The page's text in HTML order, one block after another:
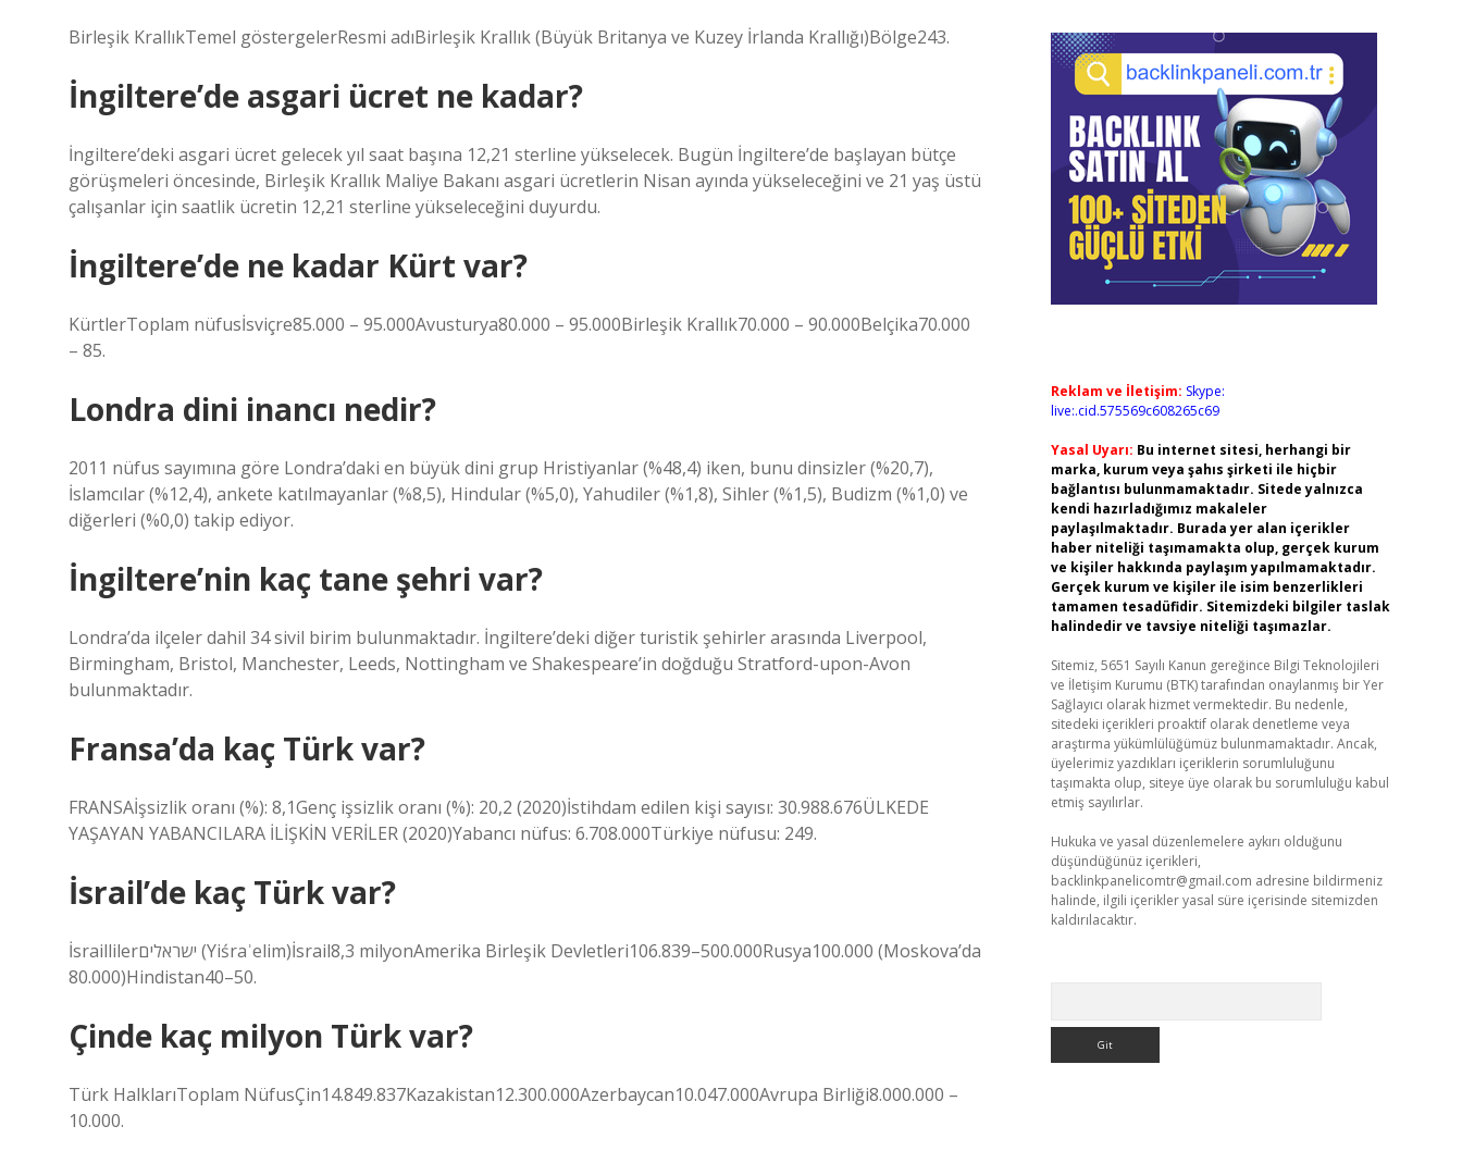
Birleşik KrallıkTemel göstergelerResmi adıBirleşik Krallık (Büyük Britanya ve Kuzey İrlanda Krallığı)Bölge243.
İngiltere’de asgari ücret ne kadar?
İngiltere’deki asgari ücret gelecek yıl saat başına 12,21 sterline yükselecek. Bugün İngiltere’de başlayan bütçe
görüşmeleri öncesinde, Birleşik Krallık Maliye Bakanı asgari ücretlerin Nisan ayında yükseleceğini ve 21 yaş üstü
çalışanlar için saatlik ücretin 12,21 sterline yükseleceğini duyurdu.
İngiltere’de ne kadar Kürt var?
KürtlerToplam nüfusİsviçre85.000 – 95.000Avusturya80.000 – 95.000Birleşik Krallık70.000 – 90.000Belçika70.000
– 85.
Londra dini inancı nedir?
2011 nüfus sayımına göre Londra’daki en büyük dini grup Hristiyanlar (%48,4) iken, bunu dinsizler (%20,7),
İslamcılar (%12,4), ankete katılmayanlar (%8,5), Hindular (%5,0), Yahudiler (%1,8), Sihler (%1,5), Budizm (%1,0) ve
diğerleri (%0,0) takip ediyor.
İngiltere’nin kaç tane şehri var?
Londra’da ilçeler dahil 34 sivil birim bulunmaktadır. İngiltere’deki diğer turistik şehirler arasında Liverpool,
Birmingham, Bristol, Manchester, Leeds, Nottingham ve Shakespeare’in doğduğu Stratford-upon-Avon
bulunmaktadır.
Fransa’da kaç Türk var?
FRANSAİşsizlik oranı (%): 8,1Genç işsizlik oranı (%): 20,2 (2020)İstihdam edilen kişi sayısı: 30.988.676ÜLKEDE
YAŞAYAN YABANCILARA İLİŞKİN VERİLER (2020)Yabancı nüfus: 6.708.000Türkiye nüfusu: 249.
İsrail’de kaç Türk var?
İsraillilerישראלים (Yiśraʾelim)İsrail8,3 milyonAmerika Birleşik Devletleri106.839–500.000Rusya100.000 (Moskova’da
80.000)Hindistan40–50.
Çinde kaç milyon Türk var?
Türk HalklarıToplam NüfusÇin14.849.837Kazakistan12.300.000Azerbaycan10.047.000Avrupa Birliği8.000.000 –
10.000.
Reklam ve İletişim: Skype:
live:.cid.575569c608265c69
Yasal Uyarı: Bu internet sitesi, herhangi bir
marka, kurum veya şahıs şirketi ile hiçbir
bağlantısı bulunmamaktadır. Sitede yalnızca
kendi hazırladığımız makaleler
paylaşılmaktadır. Burada yer alan içerikler
haber niteliği taşımamakta olup, gerçek kurum
ve kişiler hakkında paylaşım yapılmamaktadır.
Gerçek kurum ve kişiler ile isim benzerlikleri
tamamen tesadüfidir. Sitemizdeki bilgiler taslak
halindedir ve tavsiye niteliği taşımazlar.
Sitemiz, 5651 Sayılı Kanun gereğince Bilgi Teknolojileri
ve İletişim Kurumu (BTK) tarafından onaylanmış bir Yer
Sağlayıcı olarak hizmet vermektedir. Bu nedenle,
sitedeki içerikleri proaktif olarak denetleme veya
araştırma yükümlülüğümüz bulunmamaktadır. Ancak,
üyelerimiz yazdıkları içeriklerin sorumluluğunu
taşımakta olup, siteye üye olarak bu sorumluluğu kabul
etmiş sayılırlar.
Hukuka ve yasal düzenlemelere aykırı olduğunu
düşündüğünüz içerikleri,
backlinkpanelicomtr@gmail.com adresine bildirmeniz
halinde, ilgili içerikler yasal süre içerisinde sitemizden
kaldırılacaktır.